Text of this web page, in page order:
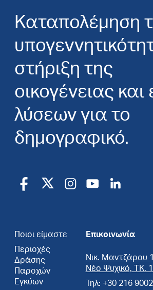
Καταπολέμηση
στήριξη της
οικογένειας
λύσεων για το
δημογραφικό.
Ποιοι είμαστε
Περιοχές
Δράσης
Παροχών
Εγκύων
Επικοινωνία
Νικ. Μαντζάρου
Νέο Ψυχικό, ΤΚ.
Τηλ: +30 216